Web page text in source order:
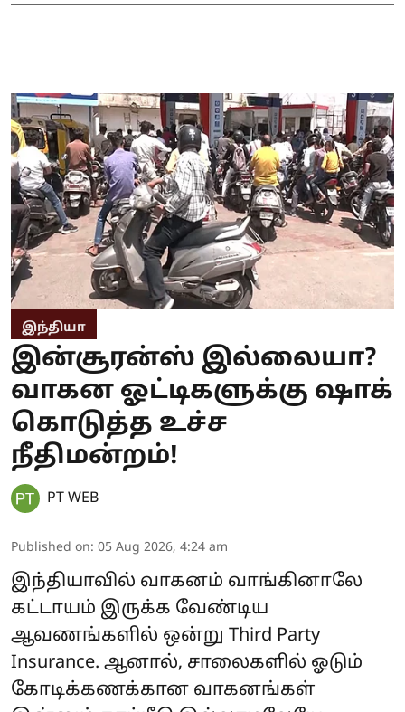
இந்தியா
இன்சூரன்ஸ் இல்லையா?
வாகன ஓட்டிகளுக்கு ஷாக்
கொடுத்த உச்ச
நீதிமன்றம்!
PT WEB
Published on: 05 Aug 2026, 4:24 am
இந்தியாவில் வாகனம் வாங்கினாலே
கட்டாயம் இருக்க வேண்டிய
ஆவணங்களில் ஒன்று Third Party
Insurance. ஆனால், சாலைகளில் ஓடும்
கோடிக்கணக்கான வாகனங்கள்